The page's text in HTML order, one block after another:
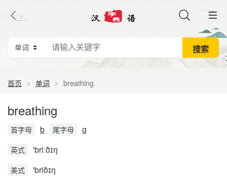
首页 单词 breathing
breathing
首字母 b 尾字母 g
英式 'briːðɪŋ
美式 'briðɪŋ